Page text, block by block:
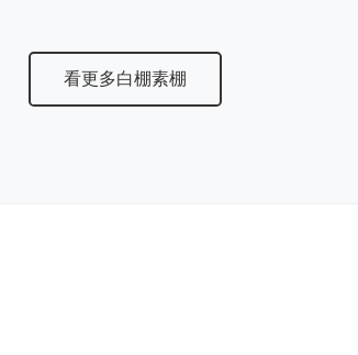
看更多白棚素棚